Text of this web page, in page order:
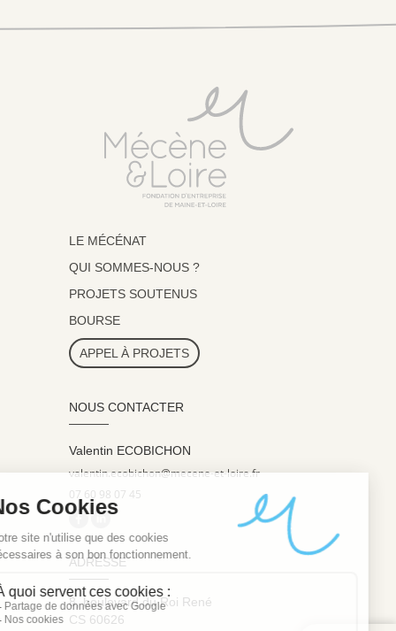
LE MÉCÉNAT
QUI SOMMES-NOUS ?
PROJETS SOUTENUS
BOURSE
APPEL À PROJETS
NOUS CONTACTER
Valentin ECOBICHON
valentin.ecobichon@mecene-et-loire.fr
07 60 98 07 45
ADRESSE
8, boulevard du Roi René
CS 60626